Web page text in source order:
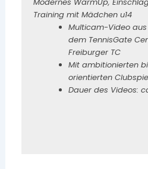
Training mit Mädchen u14
Multicam-Video
dem TennisGate
Freiburger TC
Mit ambitionierten
orientierten
Dauer des Videos: